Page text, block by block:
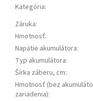
Kategória:
Záruka:
Hmotnosť:
Napätie akumulátora:
Typ akumulátora:
Šírka záberu, cm:
Hmotnosť (bez
zariadenia):